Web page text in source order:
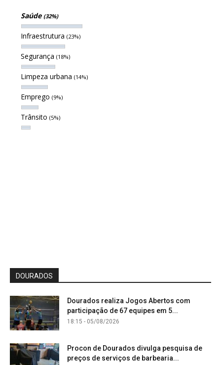
Saúde (32%)
Infraestrutura (23%)
Segurança (18%)
Limpeza urbana (14%)
Emprego (9%)
Trânsito (5%)
DOURADOS
Dourados realiza Jogos Abertos com
participação de 67 equipes em 5...
18:15 - 05/08/2026
Procon de Dourados divulga pesquisa de
preços de serviços de barbearia...